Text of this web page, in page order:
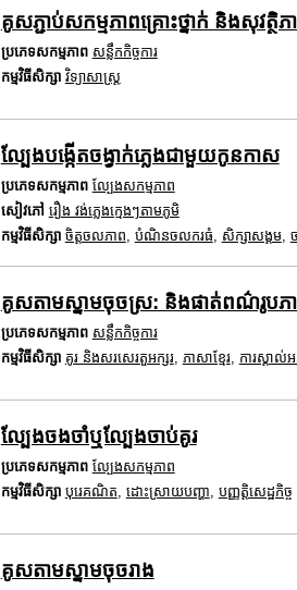
គូសភ្ជាប់សកម្មភាពគ្រោះថ្នាក់ និងសុវត្ថិ
ប្រភេទសកម្មភាព សន្លឹកកិច្ចការ
កម្មវិធីសិក្សា វិទ្យាសាស្រ្ត
ល្បែងបង្កើតចង្វាក់ភ្លេងជាមួយកូនកាស
ប្រភេទសកម្មភាព ល្បែងសកម្មភាព
សៀវភៅ រឿង វង់ភ្លេងក្មេងៗតាមភូមិ
កម្មវិធីសិក្សា ចិត្តចលភាព បំណិនចលករធំ សិក្សាសង្គម,
គូសតាមស្នាមចុចស្រ: និងផាត់ពណ៌រូប
ប្រភេទសកម្មភាព សន្លឹកកិច្ចការ
កម្មវិធីសិក្សា គូរ និងសរសេរតួអក្សរ, ភាសាខ្មែរ, ការស្គាល់អ
ល្បែងចងចាំឬល្បែងចាប់គូរ
ប្រភេទសកម្មភាព ល្បែងសកម្មភាព
កម្មវិធីសិក្សា បុរេគណិត ដោះស្រាយបញ្ហា បញ្ញត្តិសេដ្ឋកិច្ច
គូសតាមស្នាមចុចរាង